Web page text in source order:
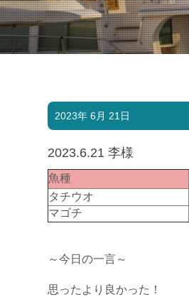
2023年 6月 21日
2023.6.21 李様
魚種
タチウオ
マゴチ
～今日の一言～
思ったより良かった！